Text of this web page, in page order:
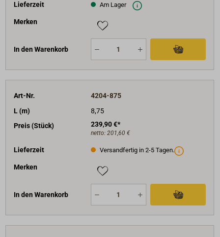
Lieferzeit Am Lager
Merken
In den Warenkorb
Art-Nr.
4204-875
L (m)
8,75
Preis (Stück)
239,90 €*
netto: 201,60 €
Lieferzeit Versandfertig in 2-5 Tagen.
Merken
In den Warenkorb